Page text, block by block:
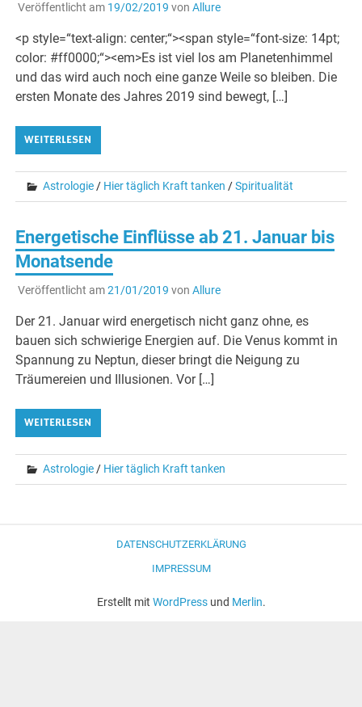
Veröffentlicht am 19/02/2019 von Allure
<p style=“text-align: center;“><span style=“font-size: 14pt;
color: #ff0000;“><em>Es ist viel los am Planetenhimmel
und das wird auch noch eine ganze Weile so bleiben. Die
ersten Monate des Jahres 2019 sind bewegt, […]
WEITERLESEN
Astrologie/ Hier täglich Kraft tanken /Spiritualität
Energetische Einflüsse ab 21. Januar bis
Monatsende
Veröffentlicht am21/01/2019 von Allure
Der 21. Januar wird energetisch nicht ganz ohne, es
bauen sich schwierige Energien auf. Die Venus kommt in
Spannung zu Neptun, dieser bringt die Neigung zu
Träumereien und Illusionen. Vor […]
WEITERLESEN
Astrologie / Hier täglich Kraft tanken
DATENSCHUTZERKLÄRUNG
IMPRESSUM
Erstellt mit WordPressund Merlin.